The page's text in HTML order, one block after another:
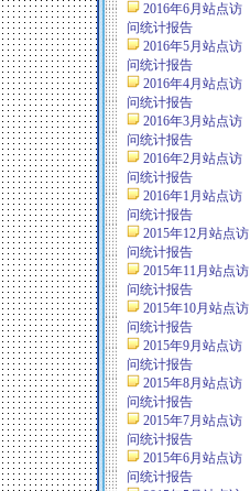
2016年6月站点访
问统计报告
2016年5月站点访
问统计报告
2016年4月站点访
问统计报告
2016年3月站点访
问统计报告
2016年2月站点访
问统计报告
2016年1月站点访
问统计报告
2015年12月站点访
问统计报告
2015年11月站点访
问统计报告
2015年10月站点访
问统计报告
2015年9月站点访
问统计报告
2015年8月站点访
问统计报告
2015年7月站点访
问统计报告
2015年6月站点访
问统计报告